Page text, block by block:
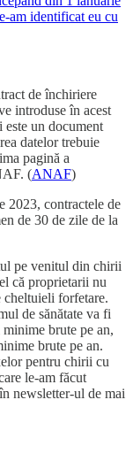
am identificat eu cu
de închiriere
introduse în acest
un document
datelor trebuie
pagină a
(ANAF)
2023, contractele de
de 30 de zile de la
pe venitul din chirii
că proprietarii nu
forfetare.
de sănătate va fi
brute pe an,
brute pe an.
pentru chirii cu
le-am făcut
newsletter-ul de mai